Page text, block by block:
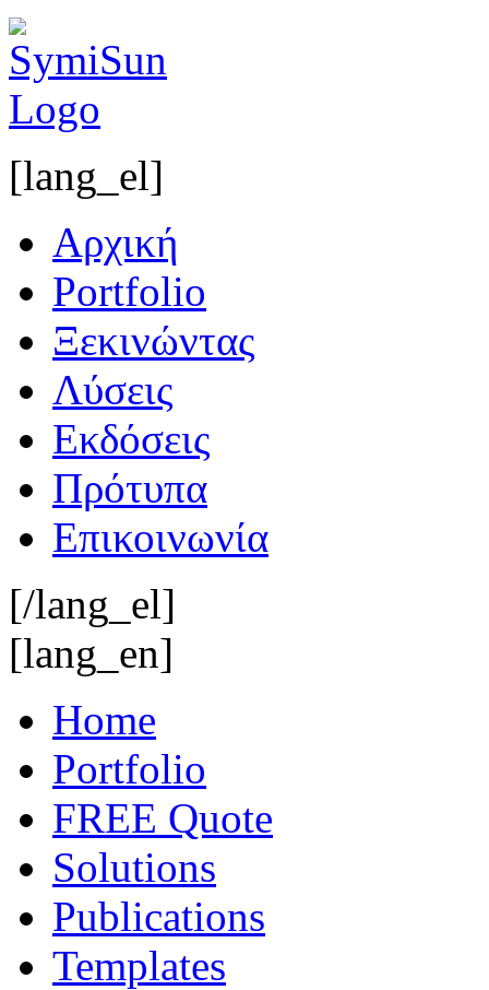
[lang_el]
Αρχική
Portfolio
Ξεκινώντας
Λύσεις
Εκδόσεις
Πρότυπα
Επικοινωνία
[/lang_el]
[lang_en]
Home
Portfolio
FREE Quote
Solutions
Publications
Templates